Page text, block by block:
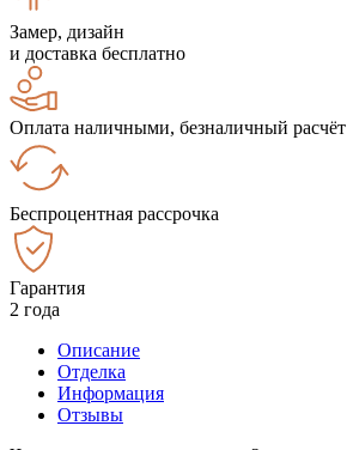
Замер, дизайн
и доставка бесплатно
Оплата наличными, безналичный расчёт
Беспроцентная рассрочка
Гарантия
2 года
Описание
Отделка
Информация
Отзывы